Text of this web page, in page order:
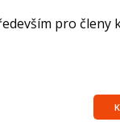
pro členy